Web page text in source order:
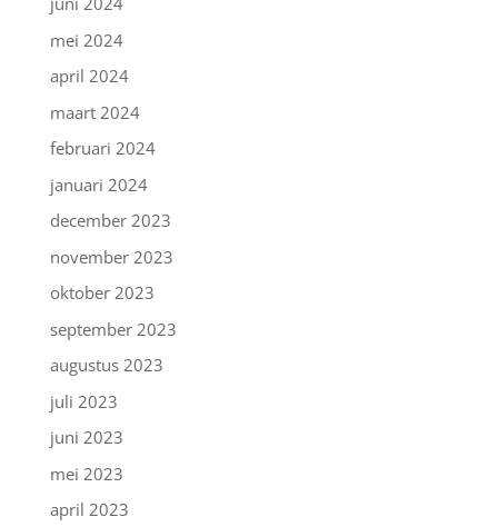
mei 2024
april 2024
maart 2024
februari 2024
januari 2024
december 2023
november 2023
oktober 2023
september 2023
augustus 2023
juli 2023
juni 2023
mei 2023
april 2023